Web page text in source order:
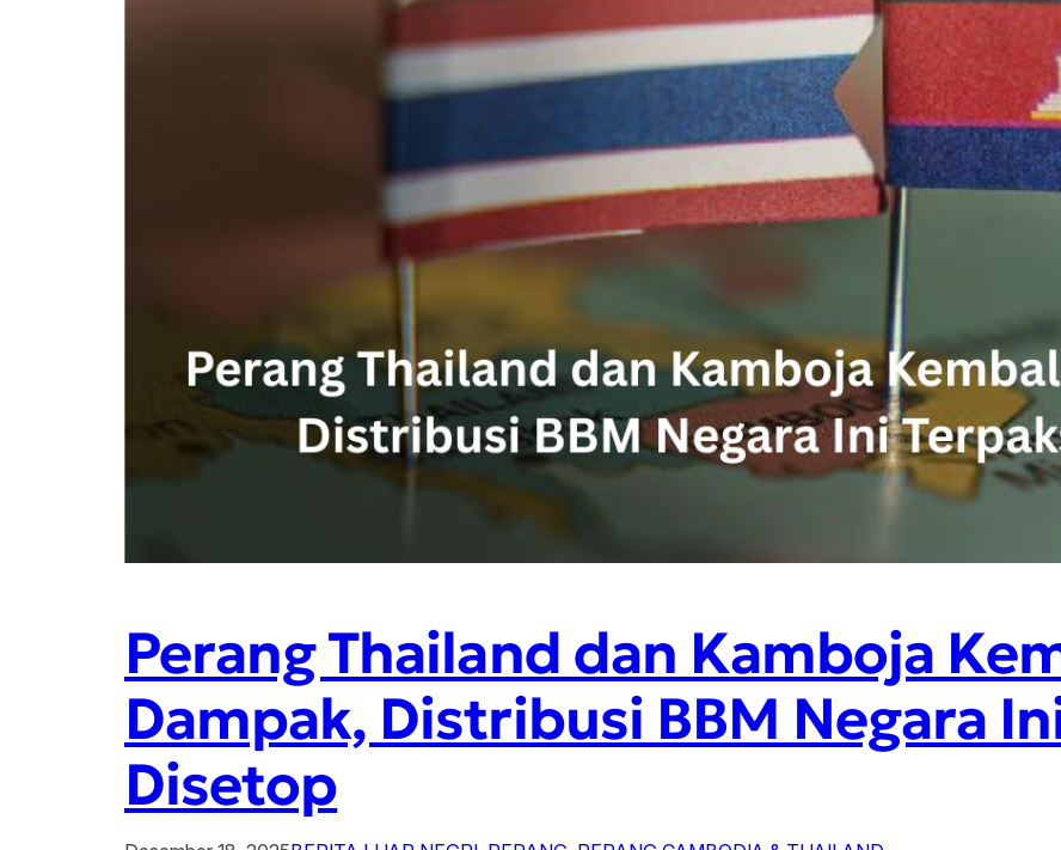
Perang Thailand dan Kamboja
Dampak, Distribusi BBM Negara
Disetop